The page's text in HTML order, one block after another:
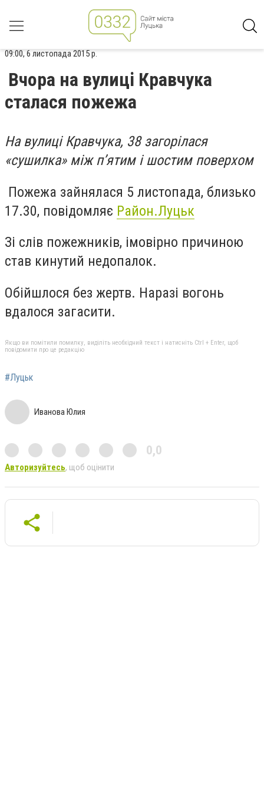
09:00, 6 листопада 2015 р.
Вчора на вулиці Кравчука
сталася пожежа
На вулиці Кравчука, 38 загорілася
«сушилка» між п’ятим і шостим поверхом
Пожежа зайнялася 5 листопада, близько
17.30, повідомляє Район.Луцьк
Зі слів пожежників, імовірно причиною
став кинутий недопалок.
Обійшлося без жертв. Наразі вогонь
вдалося загасити.
Якщо ви помітили помилку, виділіть необхідний текст і натисніть Ctrl + Enter, щоб
повідомити про це редакцію
#Луцьк
Иванова Юлия
0,0
Авторизуйтесь, щоб оцінити